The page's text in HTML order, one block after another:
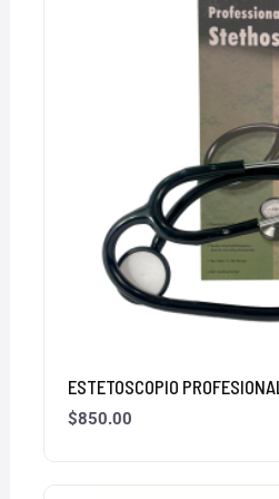
ESTETOSCOPIO
$850.00